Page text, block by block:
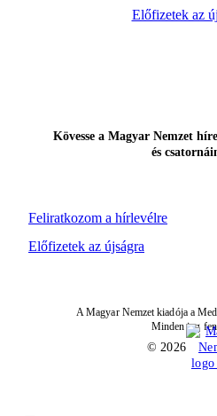
Előfizetek az
Feliratkozom a hírlevélre
Kövesse a Magyar Nemzet
és
Előfizetek az újságra
A Magyar Nemzet kiadója a
Minden jog
© 2026